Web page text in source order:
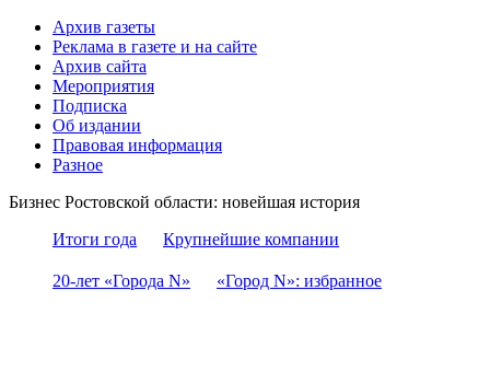
Архив газеты
Реклама в газете и на сайте
Архив сайта
Мероприятия
Подписка
Об издании
Правовая информация
Разное
Бизнес Ростовской области: новейшая история
Итоги года
Крупнейшие компании
20-лет «Города N» «Город N»: избранное